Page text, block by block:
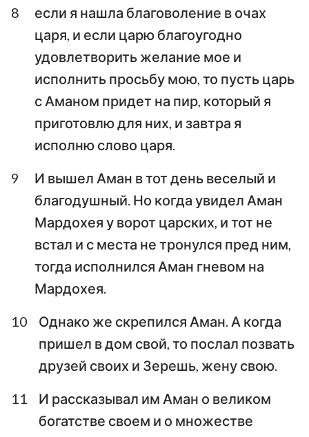
8
если я нашла благоволение в очах
царя, и если царю благоугодно
удовлетворить желание мое и
исполнить просьбу мою, то пусть царь
с Аманом придет на пир, который я
приготовлю для них, и завтра я
исполню слово царя.
9
И вышел Аман в тот день веселый и
благодушный. Но когда увидел Аман
Мардохея у ворот царских, и тот не
встал и с места не тронулся пред ним,
тогда исполнился Аман гневом на
Мардохея.
10
Однако же скрепился Аман. А когда
пришел в дом свой, то послал позвать
друзей своих и Зерешь, жену свою.
11
И рассказывал им Аман о великом
богатстве своем и о множестве